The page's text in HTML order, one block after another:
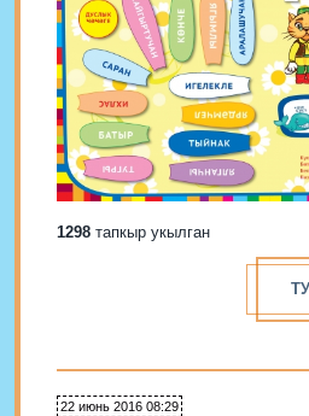
1298 тапкыр укылган
22 июнь 2016 08:29